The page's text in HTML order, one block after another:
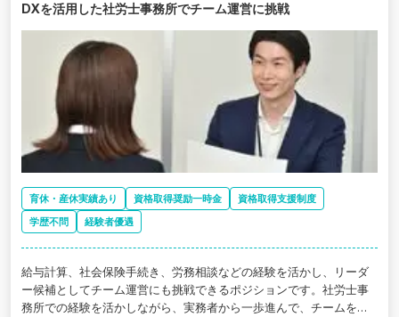
DXを活用した社労士事務所でチーム運営に挑戦
育休・産休実績あり 資格取得奨励一時金
資格取得支援制度
学歴不問
経験者優遇
給与計算、社会保険手続き、労務相談などの経験を活かし、リーダ
ー候補としてチーム運営にも挑戦できるポジションです。社労士事
務所での経験を活かしながら、実務者から一歩進んで、チームを支